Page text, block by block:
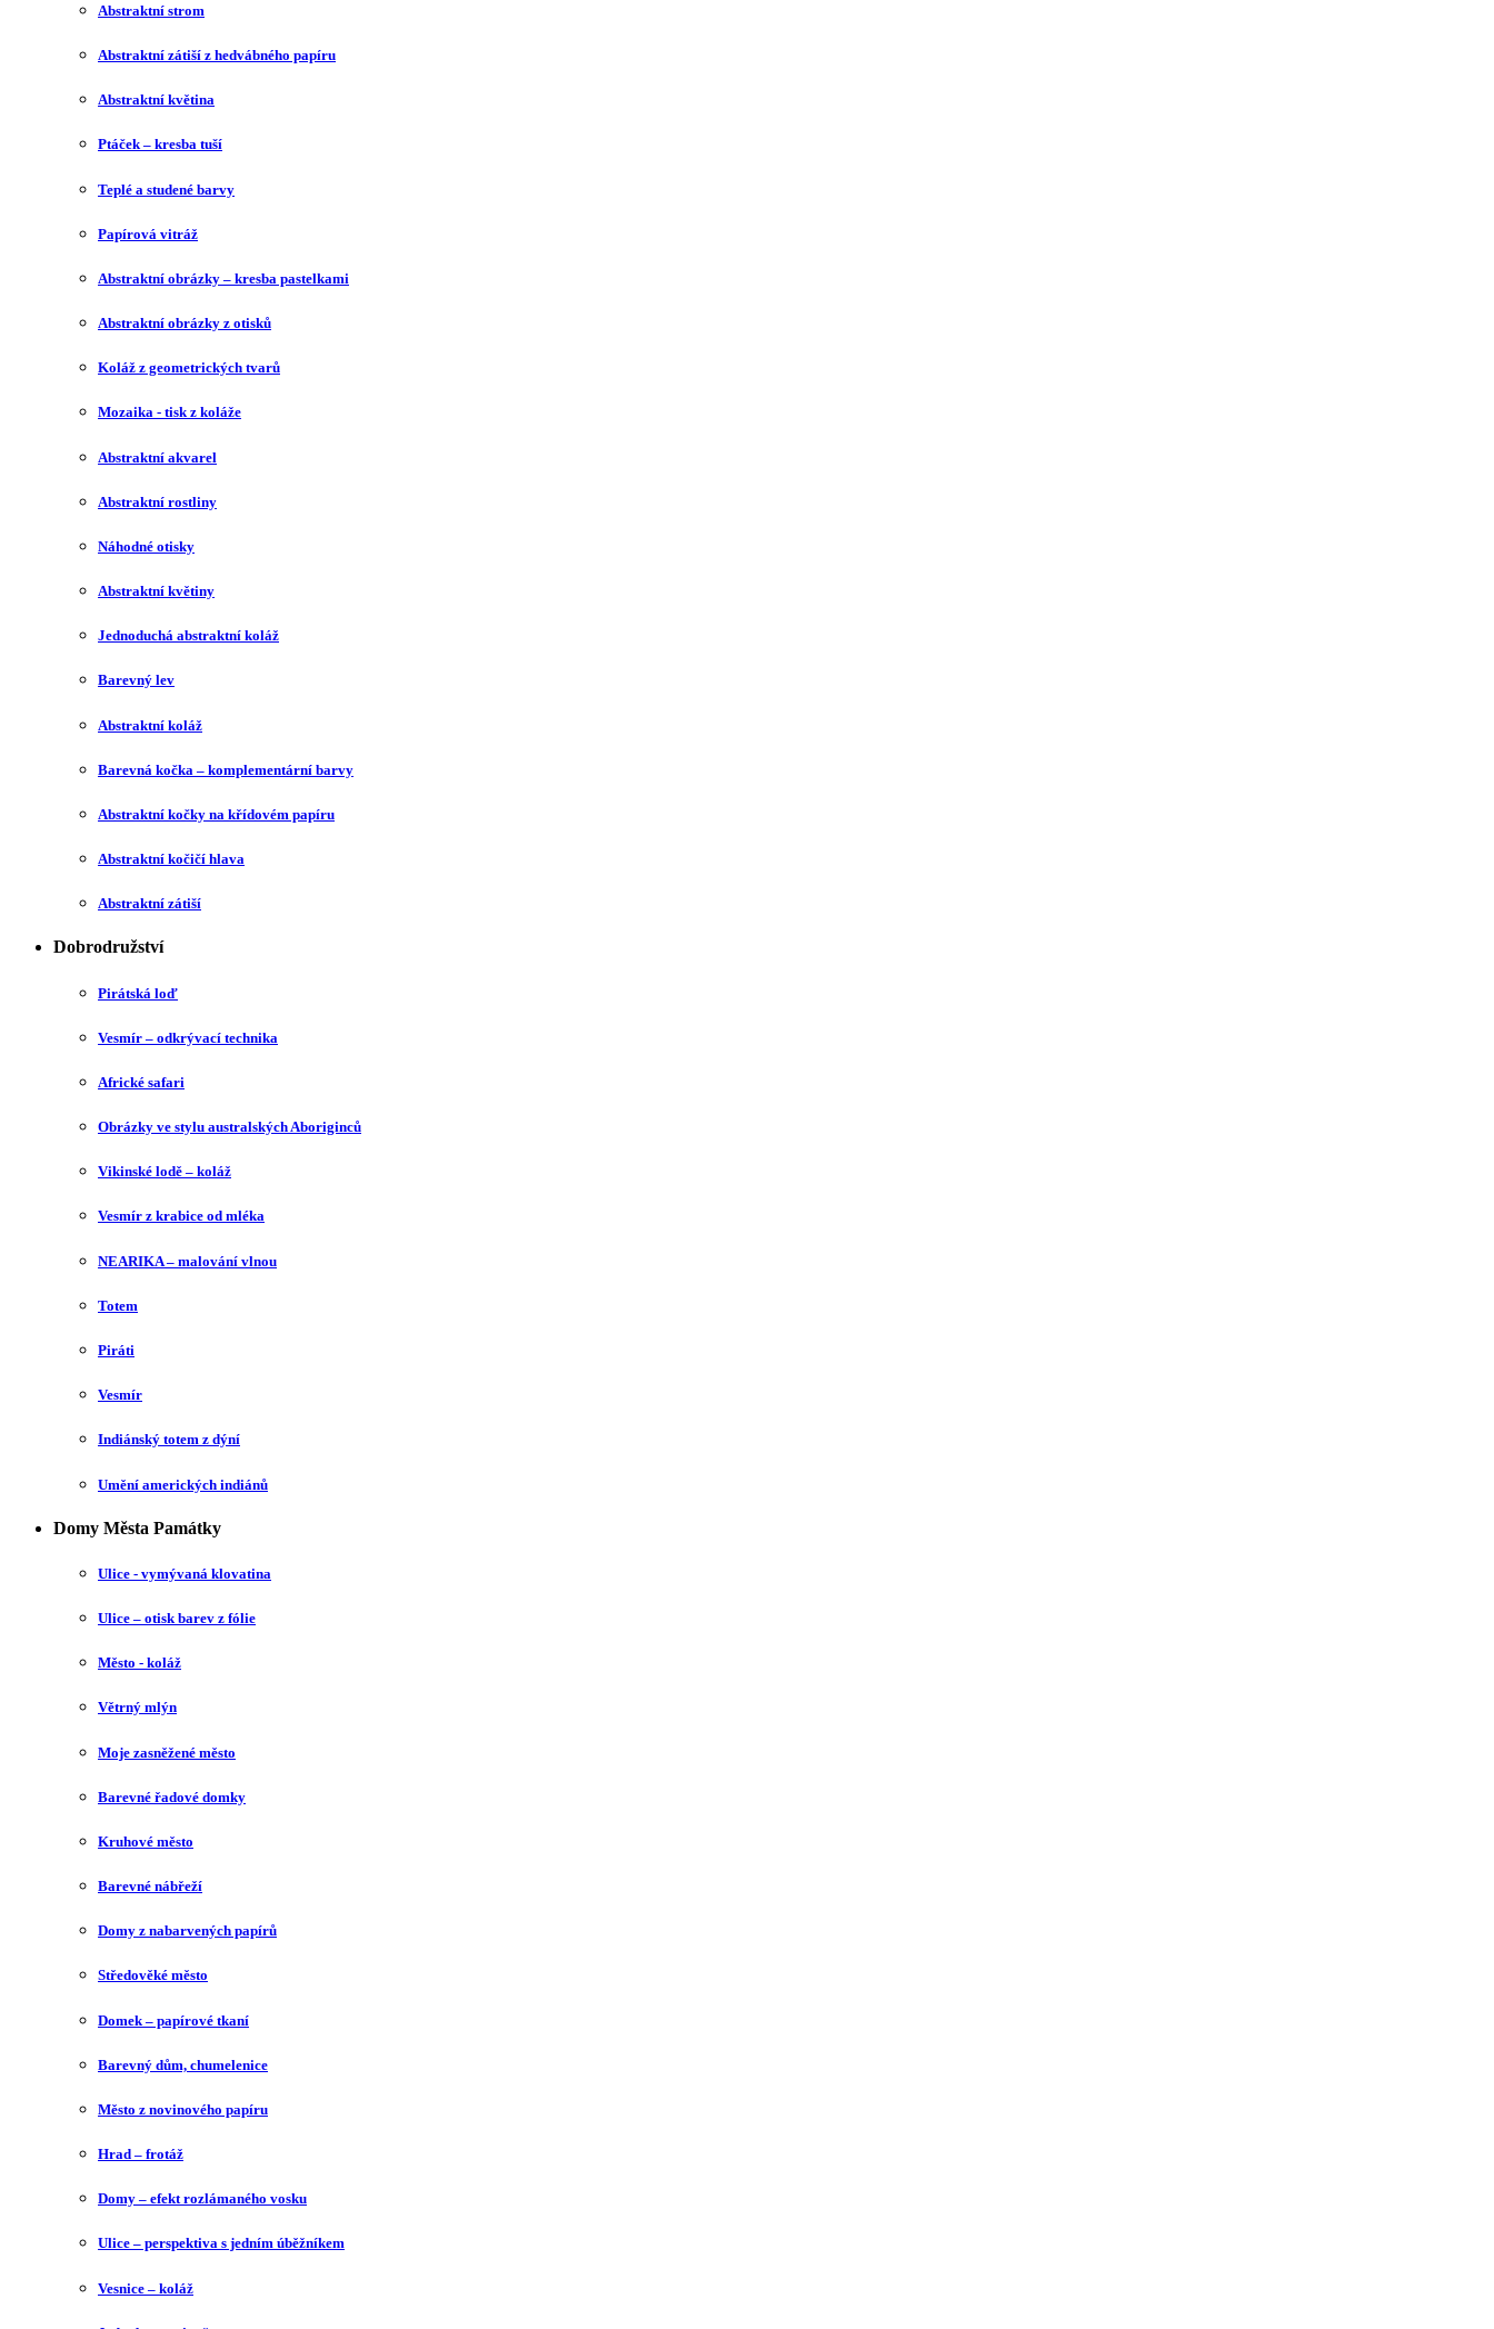
Abstraktní strom
Abstraktní zátiší z hedvábného papíru
Abstraktní květina
Ptáček – kresba tuší
Teplé a studené barvy
Papírová vitráž
Abstraktní obrázky – kresba pastelkami
Abstraktní obrázky z otisků
Koláž z geometrických tvarů
Mozaika - tisk z koláže
Abstraktní akvarel
Abstraktní rostliny
Náhodné otisky
Abstraktní květiny
Jednoduchá abstraktní koláž
Barevný lev
Abstraktní koláž
Barevná kočka – komplementární barvy
Abstraktní kočky na křídovém papíru
Abstraktní kočičí hlava
Abstraktní zátiší
Dobrodružství
Pirátská loď
Vesmír – odkrývací technika
Africké safari
Obrázky ve stylu australských Aboriginců
Vikinské lodě – koláž
Vesmír z krabice od mléka
NEARIKA – malování vlnou
Totem
Piráti
Vesmír
Indiánský totem z dýní
Umění amerických indiánů
Domy Města Památky
Ulice - vymývaná klovatina
Ulice – otisk barev z fólie
Město - koláž
Větrný mlýn
Moje zasněžené město
Barevné řadové domky
Kruhové město
Barevné nábřeží
Domy z nabarvených papírů
Středověké město
Domek – papírové tkaní
Barevný dům, chumelenice
Město z novinového papíru
Hrad – frotáž
Domy – efekt rozlámaného vosku
Ulice – perspektiva s jedním úběžníkem
Vesnice – koláž